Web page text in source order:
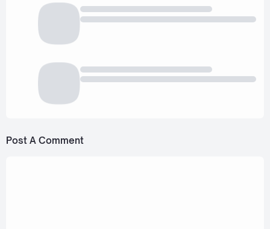
Post A Comment